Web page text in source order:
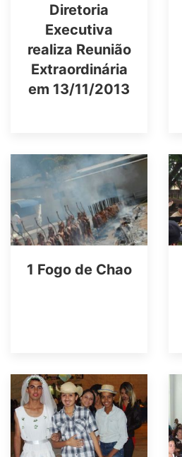
Diretoria
Executiva
realiza Reunião
Extraordinária
em 13/11/2013
1 Fogo de Chao